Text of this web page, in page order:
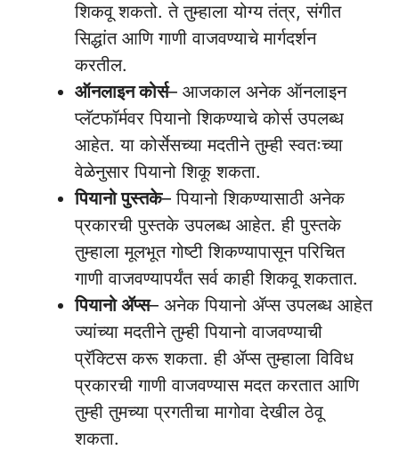
शिकवू शकतो. ते तुम्हाला योग्य तंत्र, संगीत
सिद्धांत आणि गाणी वाजवण्याचे मार्गदर्शन
करतील.
ऑनलाइन कोर्स– आजकाल अनेक ऑनलाइन
प्लॅटफॉर्मवर पियानो शिकण्याचे कोर्स उपलब्ध
आहेत. या कोर्सेसच्या मदतीने तुम्ही स्वतःच्या
वेळेनुसार पियानो शिकू शकता.
पियानो पुस्तके– पियानो शिकण्यासाठी अनेक
प्रकारची पुस्तके उपलब्ध आहेत. ही पुस्तके
तुम्हाला मूलभूत गोष्टी शिकण्यापासून परिचित
गाणी वाजवण्यापर्यंत सर्व काही शिकवू शकतात.
पियानो ॲप्स– अनेक पियानो ॲप्स उपलब्ध आहेत
ज्यांच्या मदतीने तुम्ही पियानो वाजवण्याची
प्रॅक्टिस करू शकता. ही ॲप्स तुम्हाला विविध
प्रकारची गाणी वाजवण्यास मदत करतात आणि
तुम्ही तुमच्या प्रगतीचा मागोवा देखील ठेवू
शकता.